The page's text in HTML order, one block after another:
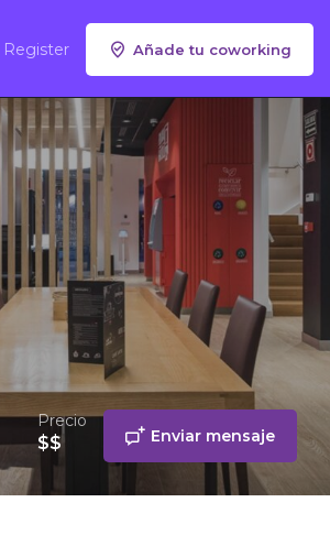
Register Añade tu coworking
Precio
$$ Enviar mensaje